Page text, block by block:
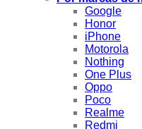
Google
Honor
iPhone
Motorola
Nothing
One Plus
Oppo
Poco
Realme
Redmi